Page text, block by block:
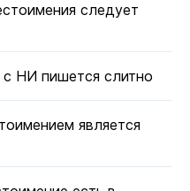
следует
НИ пишется слитно
является